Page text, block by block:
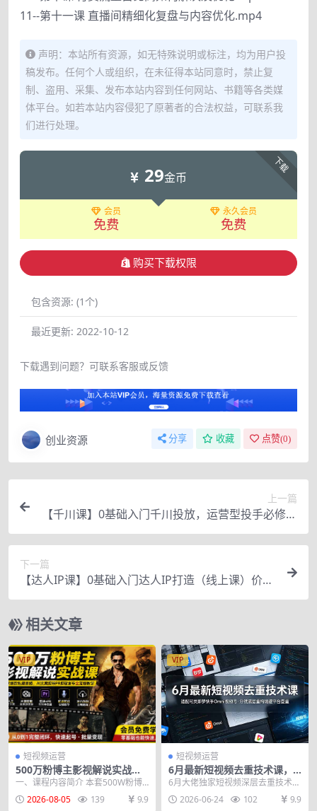
11--第十一课 直播间精细化复盘与内容优化.mp4
声明：本站所有资源，如无特殊说明或标注，均为用户投
稿发布。任何个人或组织，在未征得本站同意时，禁止复
制、盗用、采集、发布本站内容到任何网站、书籍等各类媒
体平台。如若本站内容侵犯了原著者的合法权益，可联系我
们进行处理。
下载
29金币
会员
免费
永久会员
免费
购买下载权限
包含资源: (1个)
最近更新: 2022-10-12
下载遇到问题？可联系客服或反馈
创业资源 分享 收藏 点赞(0)
上一篇
【千川课】0基础入门千川投放，运营型投手必修课
价值999元
下一篇
【达人IP课】0基础入门达人IP打造（线上课）价值
999元
相关文章
VIP
短视频运营
500万粉博主影视解说实战课
｜独家爆款私藏思路，AI文案
剪映PR剪辑发布全流程教学
一、课程内容简介 本套500W粉博
主电影解说实战课，专为零基础影
视赛道创作者打造...
2026-08-05 139 9.9
VIP
短视频运营
6月最新短视频去重技术课，
适配可灵即梦快手Omni视频
号，分镜底层重构规避平台查
重
6月大佬独家短视频深层去重技术系
统课适配可灵即梦快手视频号，从
分镜底层重构规避查...
2026-06-24 102 9.9